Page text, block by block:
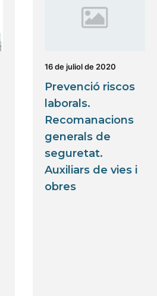
16 de juliol de 2020
Prevenció riscos
laborals.
Recomanacions
generals de
seguretat.
Auxiliars de vies i
obres